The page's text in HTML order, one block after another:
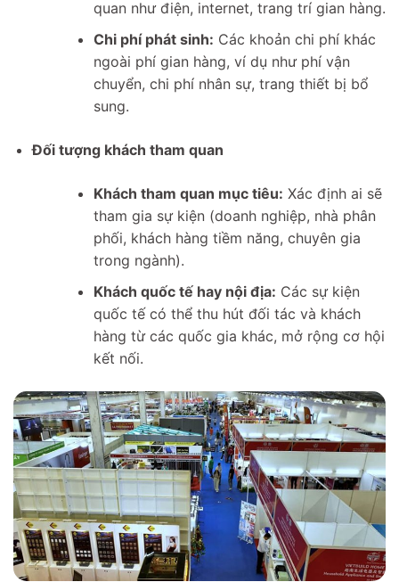
quan như điện, internet, trang trí gian hàng.
Chi phí phát sinh: Các khoản chi phí khác
ngoài phí gian hàng, ví dụ như phí vận
chuyển, chi phí nhân sự, trang thiết bị bổ
sung.
Đối tượng khách tham quan
Khách tham quan mục tiêu: Xác định ai sẽ
tham gia sự kiện (doanh nghiệp, nhà phân
phối, khách hàng tiềm năng, chuyên gia
trong ngành).
Khách quốc tế hay nội địa: Các sự kiện
quốc tế có thể thu hút đối tác và khách
hàng từ các quốc gia khác, mở rộng cơ hội
kết nối.